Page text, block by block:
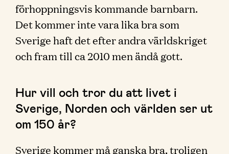
förhoppningsvis kommande barnbarn.
Det kommer inte vara lika bra som
Sverige haft det efter andra världskriget
och fram till ca 2010 men ändå gott.
Hur vill och tror du att livet i
Sverige, Norden och världen ser ut
om 150 år?
Sverige kommer må ganska bra, troligen